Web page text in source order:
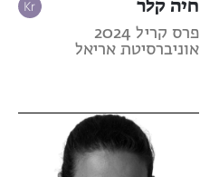
חיה קלר
פרס קריל 2024
אוניברסיטת אריאל